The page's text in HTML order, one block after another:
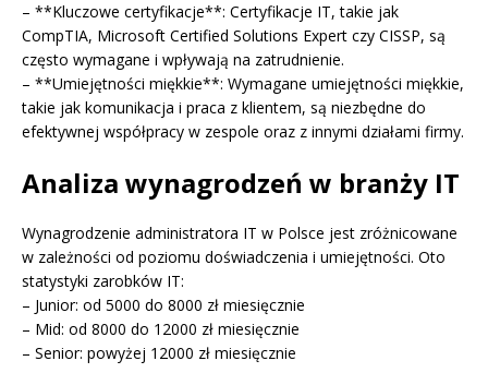
– **Kluczowe certyfikacje**: Certyfikacje IT, takie jak
CompTIA, Microsoft Certified Solutions Expert czy CISSP, są
często wymagane i wpływają na zatrudnienie.
– **Umiejętności miękkie**: Wymagane umiejętności miękkie,
takie jak komunikacja i praca z klientem, są niezbędne do
efektywnej współpracy w zespole oraz z innymi działami firmy.
Analiza wynagrodzeń w branży IT
Wynagrodzenie administratora IT w Polsce jest zróżnicowane
w zależności od poziomu doświadczenia i umiejętności. Oto
statystyki zarobków IT:
– Junior: od 5000 do 8000 zł miesięcznie
– Mid: od 8000 do 12000 zł miesięcznie
– Senior: powyżej 12000 zł miesięcznie